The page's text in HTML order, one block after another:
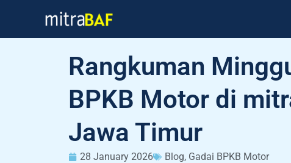
content
Rangkuman
BPKB Motor di
Jawa Timur
28 January 2026 Blog, Gadai BPKB Motor